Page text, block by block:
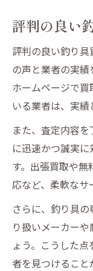
評判の良い
評判の良い釣り
の声と業者の実績
ホームページで
いる業者は、実績
また、査定内容
に迅速かつ誠実
す。出張買取や
応など、柔軟なサ
さらに、釣り具
り扱いメーカー
ょう。こうした
者を見つけること